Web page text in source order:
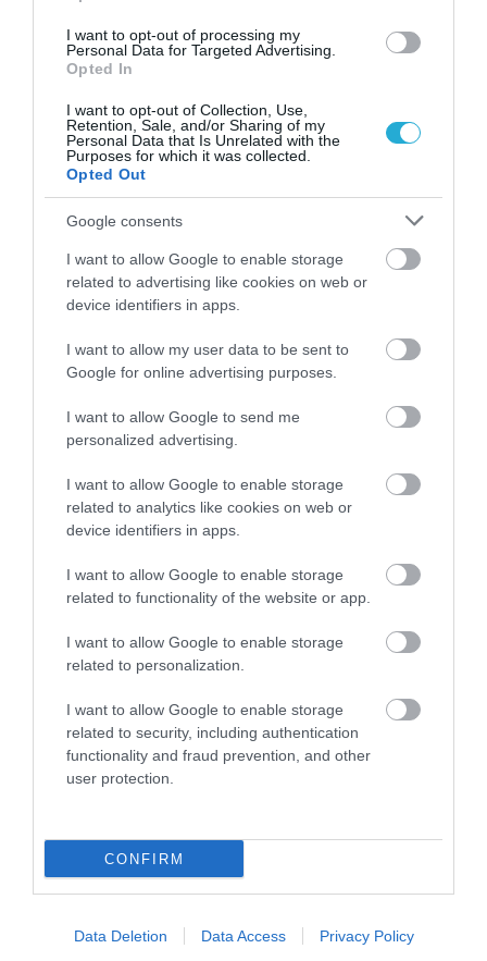
I want to opt-out of processing my
Personal Data for Targeted Advertising.
Opted In
I want to opt-out of Collection, Use,
Retention, Sale, and/or Sharing of my
Personal Data that Is Unrelated with the
Purposes for which it was collected.
Opted Out
Google consents
I want to allow Google to enable storage
related to advertising like cookies on web or
device identifiers in apps.
I want to allow my user data to be sent to
Google for online advertising purposes.
I want to allow Google to send me
personalized advertising.
I want to allow Google to enable storage
related to analytics like cookies on web or
device identifiers in apps.
I want to allow Google to enable storage
related to functionality of the website or app.
I want to allow Google to enable storage
related to personalization.
I want to allow Google to enable storage
related to security, including authentication
functionality and fraud prevention, and other
user protection.
CONFIRM
Data Deletion Data Access Privacy Policy
06.08.2026
Δεν ήταν μόνο ηθικοί λόγοι: Γιατί
εξαφανίστηκε ο κανιβαλισμός από τις
ανθρώπινες κοινωνίες – Τι δείχνει νέα
έρευνα
01.08.2026 15:06
Αυτό είναι το σύμπτωμα του καρκίνου του
κομμωτήριο! – Τι δείχνει νέα έρευνα
01.08.2026 12:11
Ξυπνάτε και σέρνεστε από την κούραση;
8+1 απλές κινήσεις για περισσότερη